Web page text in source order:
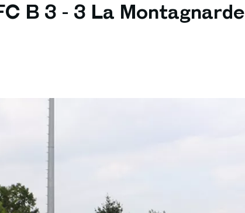
B 3 - 3 La Montagnarde